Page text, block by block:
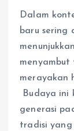
Dalam
baru sering
merayakan
Budaya ini
generasi
tradisi